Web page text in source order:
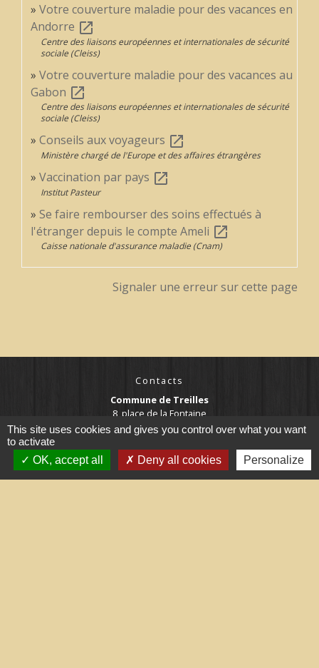
Votre couverture maladie pour des vacances en
Andorre open_in_new
Centre des liaisons européennes et internationales de sécurité
sociale (Cleiss)
Votre couverture maladie pour des vacances au
Gabon open_in_new
Centre des liaisons européennes et internationales de sécurité
sociale (Cleiss)
Conseils aux voyageurs open_in_new
Ministère chargé de l'Europe et des affaires étrangères
Vaccination par pays open_in_new
Institut Pasteur
Se faire rembourser des soins effectués à
l'étranger depuis le compte Ameli open_in_new
Caisse nationale d'assurance maladie (Cnam)
Signaler une erreur sur cette page
Contacts
Commune de Treilles
8, place de la Fontaine
11510 Treilles - FRANCE
Contact par formulaire
This site uses cookies and gives you control over what you want
to activate
OK, accept all
Deny all cookies Personalize